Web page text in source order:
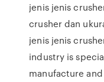
jenis jenis
crusher dan
jenis jenis
industry is
manufacture